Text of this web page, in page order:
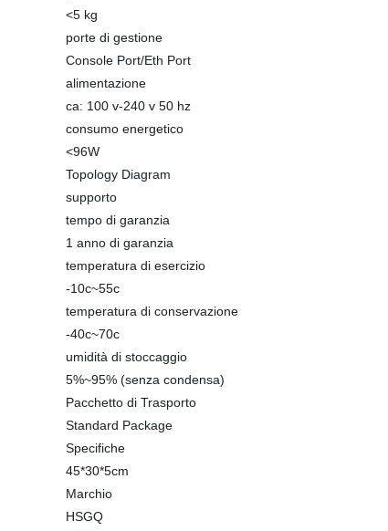
<5 kg
porte di gestione
Console Port/Eth Port
alimentazione
ca: 100 v-240 v 50 hz
consumo energetico
<96W
Topology Diagram
supporto
tempo di garanzia
1 anno di garanzia
temperatura di esercizio
-10c~55c
temperatura di conservazione
-40c~70c
umidità di stoccaggio
5%~95% (senza condensa)
Pacchetto di Trasporto
Standard Package
Specifiche
45*30*5cm
Marchio
HSGQ